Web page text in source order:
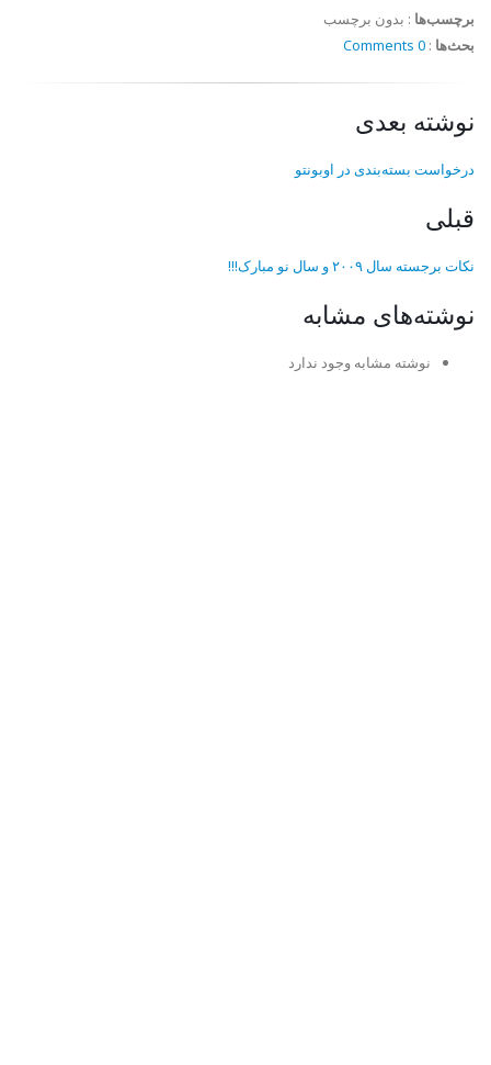
برچسب‌ها : بدون برچسب
بحث‌ها :
0 Comments
نوشته بعدی
درخواست بسته‌بندی در اوبونتو
قبلی
نکات برجسته سال ۲۰۰۹ و سال نو مبارک!!!
نوشته‌های مشابه
نوشته مشابه وجود ندارد